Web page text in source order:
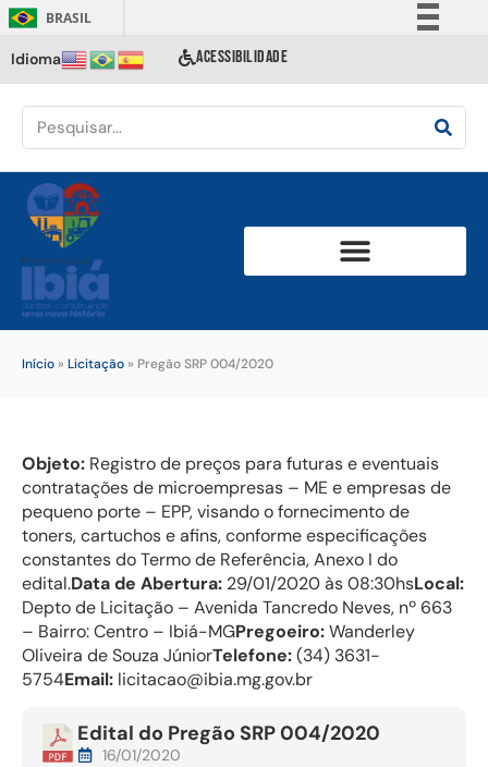
BRASIL
Comunica BR
Acesso à informação
Idioma ACESSIBILIDADE
Início » Licitação » Pregão SRP 004/2020
Objeto: Registro de preços para futuras e eventuais
contratações de microempresas – ME e empresas de
pequeno porte – EPP, visando o fornecimento de
toners, cartuchos e afins, conforme especificações
constantes do Termo de Referência, Anexo I do
edital.Data de Abertura: 29/01/2020 às 08:30hsLocal:
Depto de Licitação – Avenida Tancredo Neves, nº 663
– Bairro: Centro – Ibiá-MGPregoeiro:Wanderley
Oliveira de Souza JúniorTelefone:(34) 3631-
5754Email: licitacao@ibia.mg.gov.br
Edital do Pregão SRP 004/2020
16/01/2020